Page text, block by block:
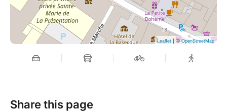
Leaflet | ©OpenStreetMap
Share this page